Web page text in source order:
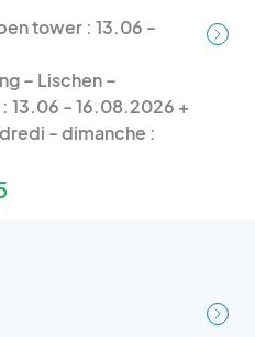
tower : 13.06 -
– Lischen –
13.06 - 16.08.2026 +
- dimanche :